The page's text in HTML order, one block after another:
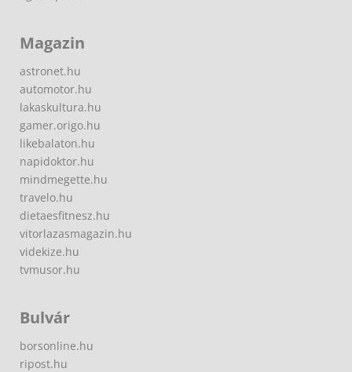
Magazin
astronet.hu
automotor.hu
lakaskultura.hu
gamer.origo.hu
likebalaton.hu
napidoktor.hu
mindmegette.hu
travelo.hu
dietaesfitnesz.hu
vitorlazasmagazin.hu
videkize.hu
tvmusor.hu
Bulvár
borsonline.hu
ripost.hu